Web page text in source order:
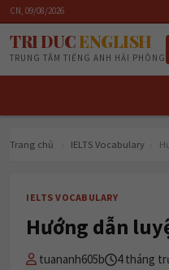
CN, 09/08/2026
TRI DUCENGLISH
TRUNG TÂM TIẾNG ANH HẢI PHÒNG
Trang chủ IELTS Vocabulary
IELTS VOCABULARY
Hướng dẫn
tuananh605b 4 tháng